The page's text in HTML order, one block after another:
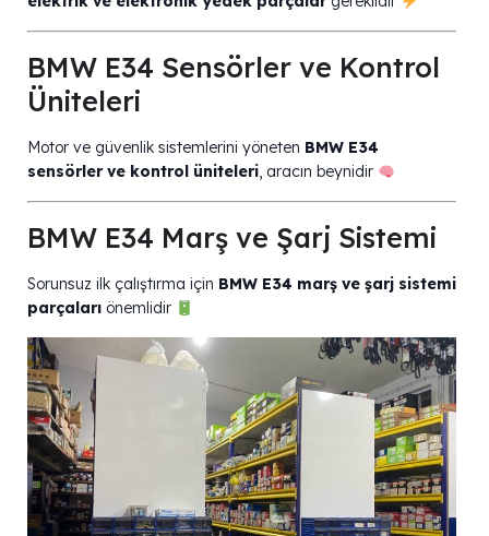
BMW E34 Sensörler ve Kontrol
Üniteleri
Motor ve güvenlik sistemlerini yöneten BMW E34
sensörler ve kontrol üniteleri, aracın beynidir
BMW E34 Marş ve Şarj Sistemi
Sorunsuz ilk çalıştırma için BMW E34 marş ve şarj sistemi
parçaları önemlidir